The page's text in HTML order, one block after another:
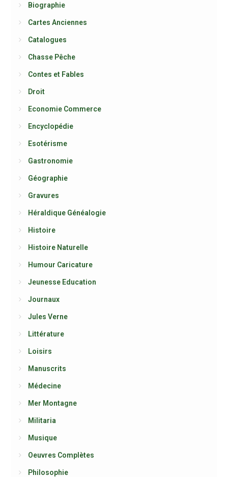
Biographie
Cartes Anciennes
Catalogues
Chasse Pêche
Contes et Fables
Droit
Economie Commerce
Encyclopédie
Esotérisme
Gastronomie
Géographie
Gravures
Héraldique Généalogie
Histoire
Histoire Naturelle
Humour Caricature
Jeunesse Education
Journaux
Jules Verne
Littérature
Loisirs
Manuscrits
Médecine
Mer Montagne
Militaria
Musique
Oeuvres Complètes
Philosophie